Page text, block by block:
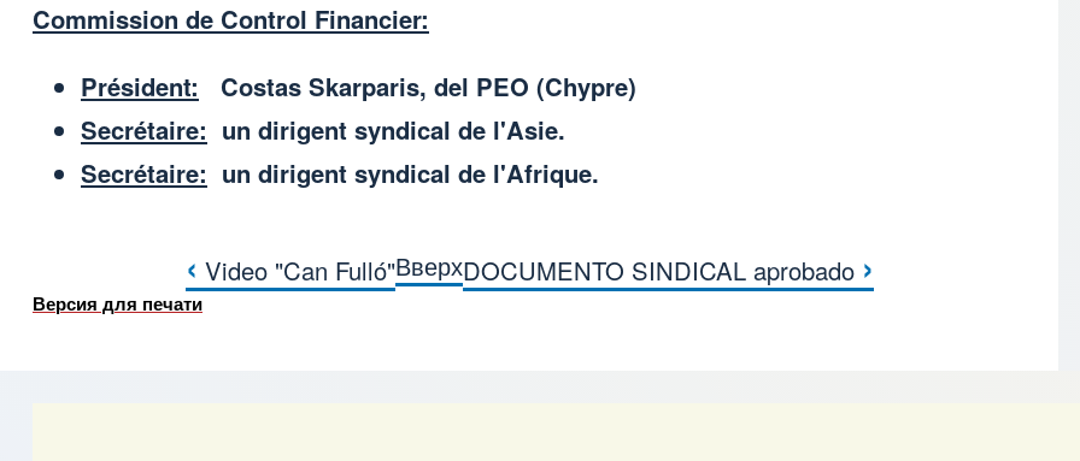
Commission de Control Financier:
Président: Costas Skarparis, del PEO (Chypre)
Secrétaire: un dirigent syndical de l'Asie.
Secrétaire: un dirigent syndical de l'Afrique.
Перекрёстные ссылки книги для DIRECCIÓN
‹ Video "Can Fulló"ВверхDOCUMENTO SINDICAL aprobado ›
Версия для печати